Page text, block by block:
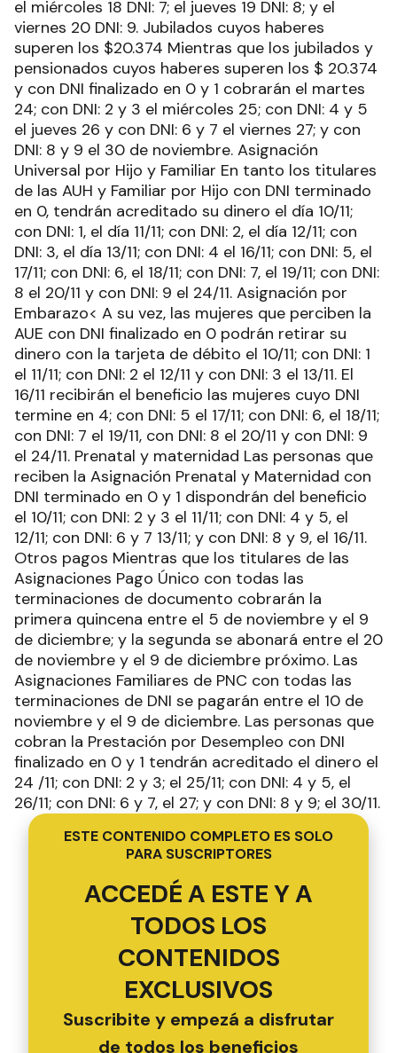
el miércoles 18 DNI: 7; el jueves 19 DNI: 8; y el
viernes 20 DNI: 9. Jubilados cuyos haberes
superen los $20.374 Mientras que los jubilados y
pensionados cuyos haberes superen los $ 20.374
y con DNI finalizado en 0 y 1 cobrarán el martes
24; con DNI: 2 y 3 el miércoles 25; con DNI: 4 y 5
el jueves 26 y con DNI: 6 y 7 el viernes 27; y con
DNI: 8 y 9 el 30 de noviembre. Asignación
Universal por Hijo y Familiar En tanto los titulares
de las AUH y Familiar por Hijo con DNI terminado
en 0, tendrán acreditado su dinero el día 10/11;
con DNI: 1, el día 11/11; con DNI: 2, el día 12/11; con
DNI: 3, el día 13/11; con DNI: 4 el 16/11; con DNI: 5, el
17/11; con DNI: 6, el 18/11; con DNI: 7, el 19/11; con DNI:
8 el 20/11 y con DNI: 9 el 24/11. Asignación por
Embarazo< A su vez, las mujeres que perciben la
AUE con DNI finalizado en 0 podrán retirar su
dinero con la tarjeta de débito el 10/11; con DNI: 1
el 11/11; con DNI: 2 el 12/11 y con DNI: 3 el 13/11. El
16/11 recibirán el beneficio las mujeres cuyo DNI
termine en 4; con DNI: 5 el 17/11; con DNI: 6, el 18/11;
con DNI: 7 el 19/11, con DNI: 8 el 20/11 y con DNI: 9
el 24/11. Prenatal y maternidad Las personas que
reciben la Asignación Prenatal y Maternidad con
DNI terminado en 0 y 1 dispondrán del beneficio
el 10/11; con DNI: 2 y 3 el 11/11; con DNI: 4 y 5, el
12/11; con DNI: 6 y 7 13/11; y con DNI: 8 y 9, el 16/11.
Otros pagos Mientras que los titulares de las
Asignaciones Pago Único con todas las
terminaciones de documento cobrarán la
primera quincena entre el 5 de noviembre y el 9
de diciembre; y la segunda se abonará entre el 20
de noviembre y el 9 de diciembre próximo. Las
Asignaciones Familiares de PNC con todas las
terminaciones de DNI se pagarán entre el 10 de
noviembre y el 9 de diciembre. Las personas que
cobran la Prestación por Desempleo con DNI
finalizado en 0 y 1 tendrán acreditado el dinero el
24 /11; con DNI: 2 y 3; el 25/11; con DNI: 4 y 5, el
26/11; con DNI: 6 y 7, el 27; y con DNI: 8 y 9; el 30/11.
ESTE CONTENIDO COMPLETO ES SOLO
PARA SUSCRIPTORES
ACCEDÉ A ESTE Y A
TODOS LOS
CONTENIDOS
EXCLUSIVOS
Suscribite y empezá a disfrutar
de todos los beneficios